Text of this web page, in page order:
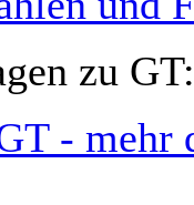
zu
- mehr